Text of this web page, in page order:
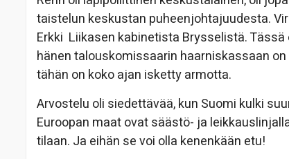
taistelun keskustan puheenjohtajuudesta.
Erkki Liikasen kabinetista Brysselistä.
hänen talouskomissaarin haarniskassaan
tähän on koko ajan isketty armotta.
Arvostelu oli siedettävää, kun Suomi kulki
Euroopan maat ovat säästö- ja
tilaan. Ja eihän se voi olla kenenkään etu!